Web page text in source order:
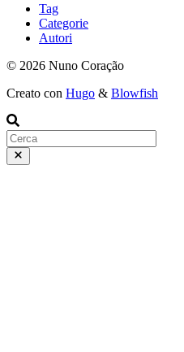
Tag
Categorie
Autori
© 2026 Nuno Coração
Creato con Hugo & Blowfish